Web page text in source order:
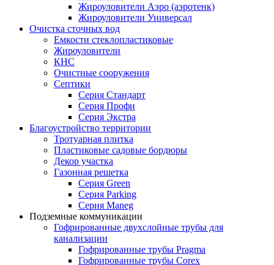
Жироуловители Аэро (аэротенк)
Жироуловители Универсал
Очистка сточных вод
Емкости стеклопластиковые
Жироуловители
КНС
Очистные сооружения
Септики
Серия Стандарт
Серия Профи
Серия Экстра
Благоустройство территории
Тротуарная плитка
Пластиковые садовые бордюры
Декор участка
Газонная решетка
Серия Green
Серия Parking
Серия Maneg
Подземные коммуникации
Гофрированные двухслойные трубы для
канализации
Гофрированные трубы Pragma
Гофрированные трубы Corex